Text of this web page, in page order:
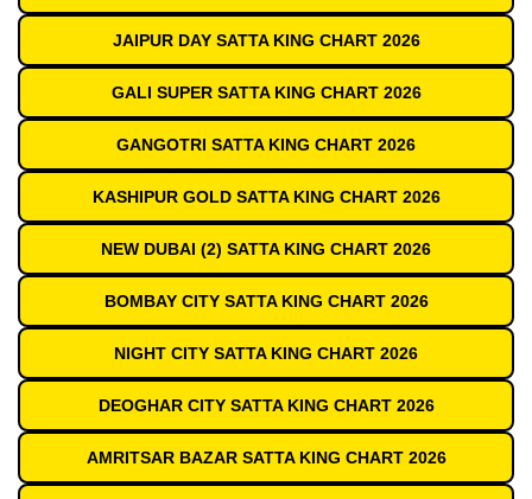
JAIPUR DAY SATTA KING CHART 2026
GALI SUPER SATTA KING CHART 2026
GANGOTRI SATTA KING CHART 2026
KASHIPUR GOLD SATTA KING CHART 2026
NEW DUBAI (2) SATTA KING CHART 2026
BOMBAY CITY SATTA KING CHART 2026
NIGHT CITY SATTA KING CHART 2026
DEOGHAR CITY SATTA KING CHART 2026
AMRITSAR BAZAR SATTA KING CHART 2026